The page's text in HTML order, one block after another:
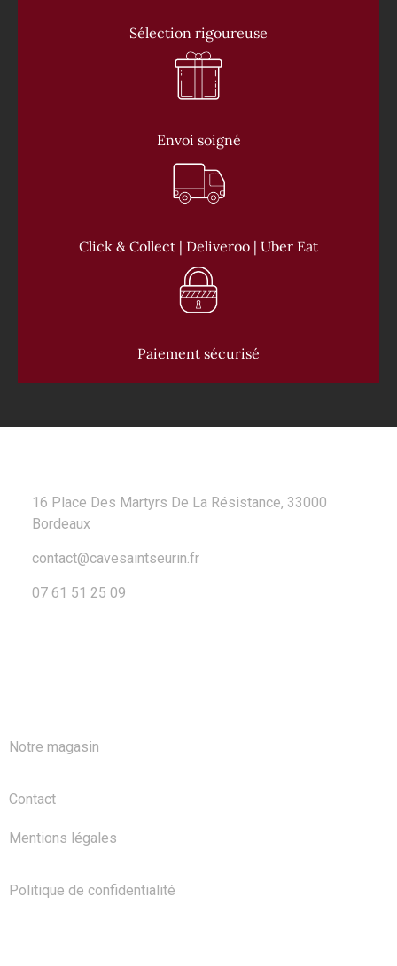
Sélection rigoureuse
Envoi soigné
Click & Collect | Deliveroo | Uber Eat
Paiement sécurisé
16 Place Des Martyrs De La Résistance, 33000
Bordeaux
contact@cavesaintseurin.fr
07 61 51 25 09
Notre magasin
Contact
Mentions légales
Politique de confidentialité